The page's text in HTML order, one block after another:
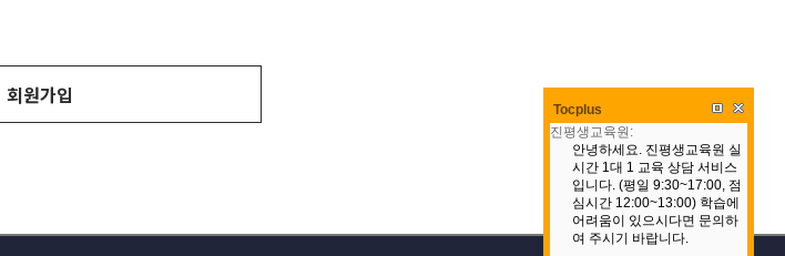
회원가입
Tocplus